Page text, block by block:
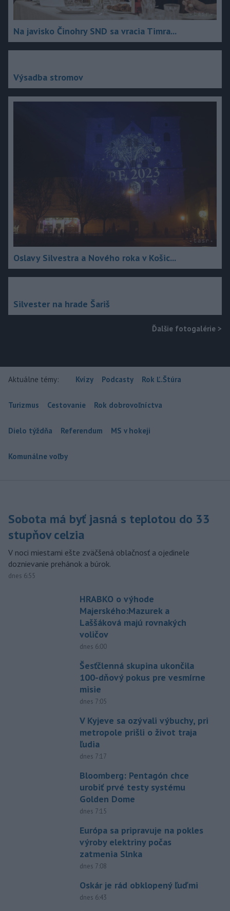
Na javisko Činohry SND sa vracia Timra...
Výsadba stromov
Oslavy Silvestra a Nového roka v Košic...
Silvester na hrade Šariš
Ďalšie fotogalérie >
Aktuálne témy: Kvízy Podcasty Rok Ľ.Štúra
Turizmus Cestovanie Rok dobrovoľníctva
Dielo týždňa Referendum MS v hokeji
Komunálne voľby
Sobota má byť jasná s teplotou do 33
stupňov celzia
V noci miestami ešte zväčšená oblačnosť a ojedinele
doznievanie prehánok a búrok.
dnes 6:55
HRABKO o výhode
Majerského:Mazurek a
Laššáková majú rovnakých
voličov
dnes 6:00
Šesťčlenná skupina ukončila
100-dňový pokus pre vesmírne
misie
dnes 7:05
V Kyjeve sa ozývali výbuchy, pri
metropole prišli o život traja
ľudia
dnes 7:17
Bloomberg: Pentagón chce
urobiť prvé testy systému
Golden Dome
dnes 7:15
Európa sa pripravuje na pokles
výroby elektriny počas
zatmenia Slnka
dnes 7:08
Oskár je rád obklopený ľuďmi
dnes 6:43